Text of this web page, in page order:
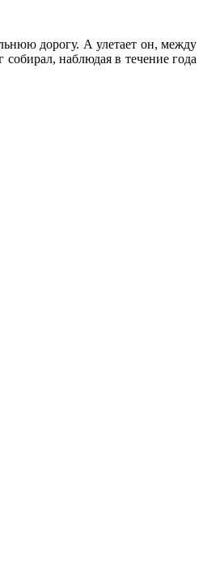
дорогу. А улетает он, между
наблюдая в течение года